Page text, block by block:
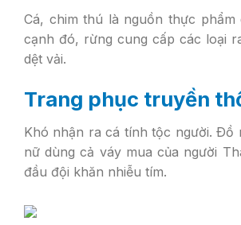
Cá, chim thú là nguồn thực
cạnh đó, rừng cung cấp các loại
dệt vải.
Trang phục truyền
Khó nhận ra cá tính tộc người. Ðồ
nữ dùng cả váy mua của người
đầu đội khăn nhiễu tím.